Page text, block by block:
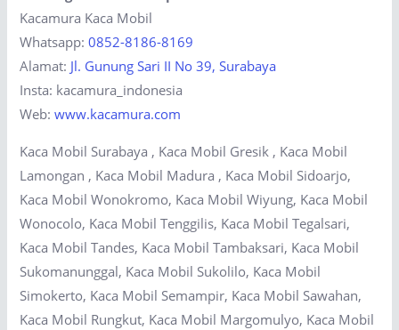
Kacamura Kaca Mobil
Whatsapp:0852-8186-8169
Alamat: Jl. Gunung Sari II No 39, Surabaya
Insta: kacamura_indonesia
Web:www.kacamura.com
Kaca Mobil Surabaya , Kaca Mobil Gresik , Kaca Mobil
Lamongan , Kaca Mobil Madura , Kaca Mobil Sidoarjo,
Kaca Mobil Wonokromo, Kaca Mobil Wiyung, Kaca Mobil
Wonocolo, Kaca Mobil Tenggilis, Kaca Mobil Tegalsari,
Kaca Mobil Tandes, Kaca Mobil Tambaksari, Kaca Mobil
Sukomanunggal, Kaca Mobil Sukolilo, Kaca Mobil
Simokerto, Kaca Mobil Semampir, Kaca Mobil Sawahan,
Kaca Mobil Rungkut, Kaca Mobil Margomulyo, Kaca Mobil